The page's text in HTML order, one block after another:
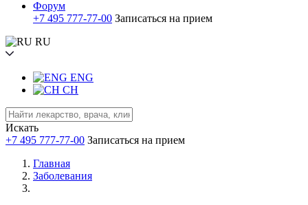
Форум
+7 495 777-77-00 Записаться на прием
RU
ENG
CH
Искать
+7 495 777-77-00 Записаться на прием
Главная
Заболевания